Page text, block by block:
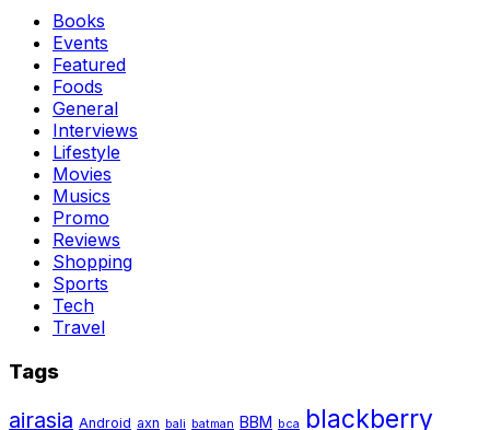
Books
Events
Featured
Foods
General
Interviews
Lifestyle
Movies
Musics
Promo
Reviews
Shopping
Sports
Tech
Travel
Tags
airasia Android axn bali batman BBM bca blackberry